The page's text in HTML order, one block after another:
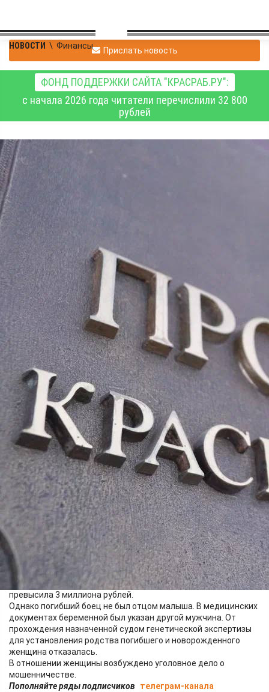
НОВОСТИ \ Финансы Прислать новость
ФОНД ПОДДЕРЖКИ САЙТА "КРАСРАБ.РУ":
с начала 2026 года читатели перечислили 32 800
рублей
Женщина попыталась
получить 3 миллиона
рублей после гибели на
СВО бывшего супруга
Финансы
07.07.2025 10:16 773
В сентябре 2023 года житель Железногорска заключил
контракт и стал участником СВО, а спустя месяц его супруга
подала «на развод». В заявлении женщина указала, что
брачные отношения прекратились ещё в 2021 году, когда он
покинул Железногорск, и с тех пор их ничего не объединяет:
ни быт, ни имущество, ни совместные дети.
Через некоторое время у женщины родился ребёнок, а ещё
спустя несколько дней она узнала, что её бывший супруг
погиб при исполнении обязанностей военной службы. И тогда
молодая мать «изменила» своё мнение: явилась в ЗАГС и
заявила об отцовстве экс-супруга.
Получив документ, она обратилась в уполномоченные
службы с заявлениями о назначении страховой выплаты
ребёнку, единовременного пособия, пенсии по случаю потери
кормильца, а также ежемесячной выплаты как членам семьи
участника СВО. Общая сумма материальной помощи
превысила 3 миллиона рублей.
Однако погибший боец не был отцом малыша. В медицинских
документах беременной был указан другой мужчина. От
прохождения назначенной судом генетической экспертизы
для установления родства погибшего и новорожденного
женщина отказалась.
В отношении женщины возбуждено уголовное дело о
мошенничестве.
Пополняйте ряды подписчиков
телеграм-канала